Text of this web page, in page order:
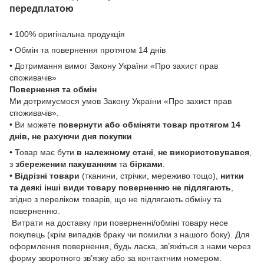
передплатою
• 100% оригінальна продукція
• Обмін та повернення протягом 14 днів
• Дотримання вимог Закону України «Про захист прав
споживачів»
Повернення та обмін
Ми дотримуємося умов Закону України «Про захист прав
споживачів».
• Ви можете повернути або обміняти товар протягом 14
днів, не рахуючи дня покупки
• Товар має бути в належному стані не використовувався
з збереженим пакуванням та бірками
• Відрізні товари (тканини, стрічки, мереживо тощо), нитки
та деякі інші види товару поверненню не підлягають
згідно з переліком товарів, що не підлягають обміну та
поверненню.
Витрати на доставку при поверненні/обміні товару несе
покупець (крім випадків браку чи помилки з нашого боку). Для
оформлення повернення, будь ласка, зв’яжіться з нами через
форму зворотного зв’язку або за контактним номером.